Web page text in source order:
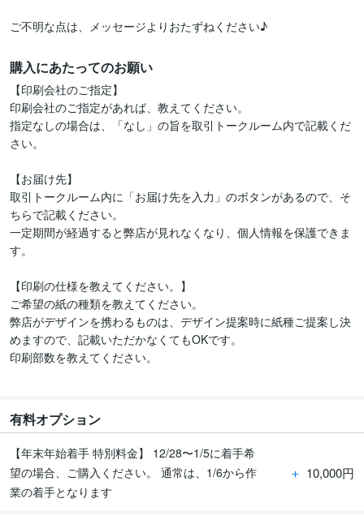
ご不明な点は、メッセージよりおたずねください♪
購入にあたってのお願い
【印刷会社のご指定】
印刷会社のご指定があれば、教えてください。
指定なしの場合は、「なし」の旨を取引トークルーム内で記載くだ
さい。
【お届け先】
取引トークルーム内に「お届け先を入力」のボタンがあるので、そ
ちらで記載ください。
一定期間が経過すると弊店が見れなくなり、個人情報を保護できま
す。
【印刷の仕様を教えてください。】
ご希望の紙の種類を教えてください。
弊店がデザインを携わるものは、デザイン提案時に紙種ご提案し決
めますので、記載いただかなくてもOKです。
印刷部数を教えてください。
有料オプション
【年末年始着手 特別料金】 12/28〜1/5に着手希
望の場合、ご購入ください。 通常は、1/6から作
業の着手となります
＋ 10,000円